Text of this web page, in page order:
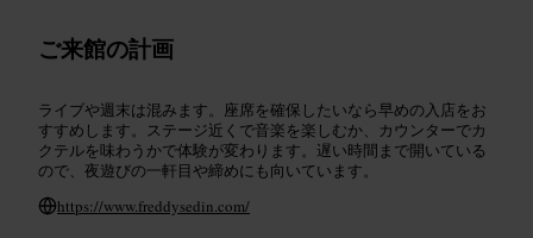
ご来館の計画
ライブや週末は混みます。座席を確保したいなら早めの入店をお
すすめします。ステージ近くで音楽を楽しむか、カウンターでカ
クテルを味わうかで体験が変わります。遅い時間まで開いている
ので、夜遊びの一軒目や締めにも向いています。
https://www.freddysedin.com/